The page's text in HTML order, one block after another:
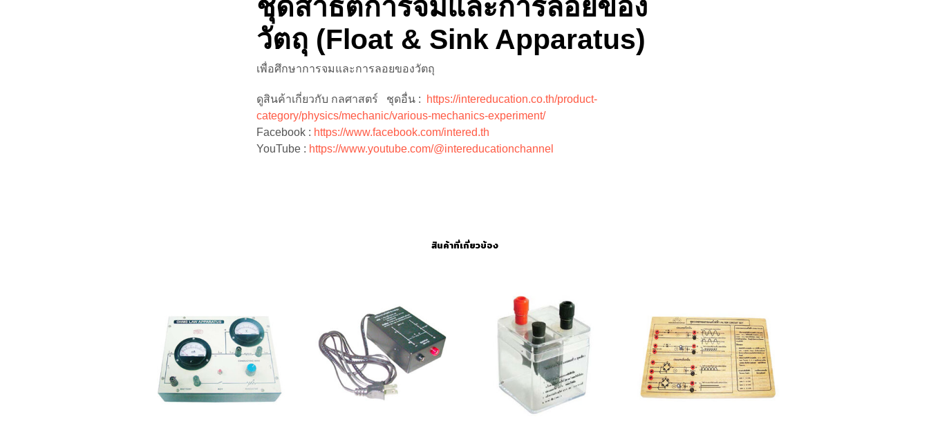
ชุดสาธิตการจมและการลอยของ
วัตถุ (Float & Sink Apparatus)
เพื่อศึกษาการจมและการลอยของวัตถุ
ดูสินค้าเกี่ยวกับ กลศาสตร์ ชุดอื่น :
https://intereducation.co.th/product-
category/physics/mechanic/various-mechanics-experiment/
Facebook : https://www.facebook.com/intered.th
YouTube : https://www.youtube.com/@intereducationchannel
สินค้าที่เกี่ยวข้อง